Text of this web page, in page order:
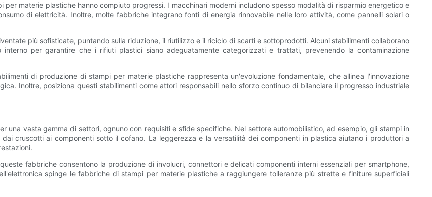
materie plastiche hanno compiuto progressi. I macchinari moderni includono spesso modalità di risparmio energetico e
di elettricità. Inoltre, molte fabbriche integrano fonti di energia rinnovabile nelle loro attività, come pannelli solari o
più sofisticate, puntando sulla riduzione, il riutilizzo e il riciclo di scarti e sottoprodotti. Alcuni stabilimenti collaborano
per garantire che i rifiuti plastici siano adeguatamente categorizzati e trattati, prevenendo la contaminazione
di produzione di stampi per materie plastiche rappresenta un'evoluzione fondamentale, che allinea l'innovazione
Inoltre, posiziona questi stabilimenti come attori responsabili nello sforzo continuo di bilanciare il progresso industriale
una vasta gamma di settori, ognuno con requisiti e sfide specifiche. Nel settore automobilistico, ad esempio, gli stampi in
cruscotti ai componenti sotto il cofano. La leggerezza e la versatilità dei componenti in plastica aiutano i produttori a
fabbriche consentono la produzione di involucri, connettori e delicati componenti interni essenziali per smartphone,
spinge le fabbriche di stampi per materie plastiche a raggiungere tolleranze più strette e finiture superficiali